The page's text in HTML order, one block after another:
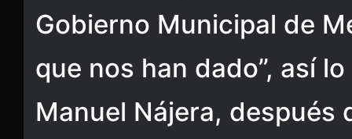
Gobierno Municipal de
que nos han dado”, así
Manuel Nájera, después